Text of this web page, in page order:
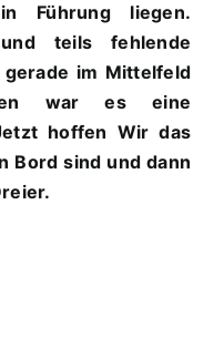
Führung liegen.
teils fehlende
im Mittelfeld
war es eine
hoffen Wir das
Bord sind und dann